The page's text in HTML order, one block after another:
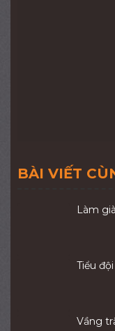
BÀI VIẾT
Làm
Tiểu
Vầng